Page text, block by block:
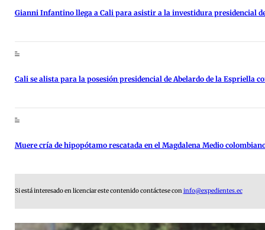
Gianni Infantino llega a Cali para asistir a la investidura presidencial
Cali se alista para la posesión presidencial de Abelardo de la Espriella
Muere cría de hipopótamo rescatada en el Magdalena Medio
Si está interesado en licenciar este contenido contáctese coninfo@expedientes.ec